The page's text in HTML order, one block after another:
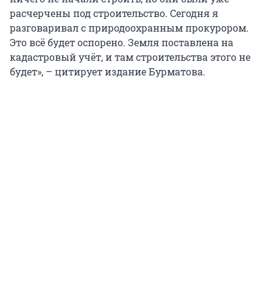
расчерчены под строительство. Сегодня я
разговаривал с природоохранным прокурором.
Это всё будет оспорено. Земля поставлена на
кадастровый учёт, и там строительства этого не
будет», – цитирует издание Бурматова.